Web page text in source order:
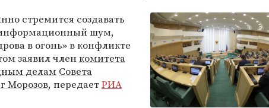
стремится создавать
шум,
в огонь» в конфликте
заявил членкомитета
делам Совета
Морозов, передаетРИА